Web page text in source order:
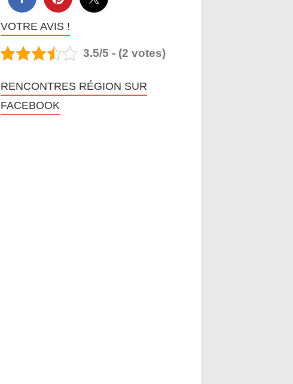
VOTRE AVIS !
3.5/5 - (2 votes)
RENCONTRES RÉGION SUR
FACEBOOK